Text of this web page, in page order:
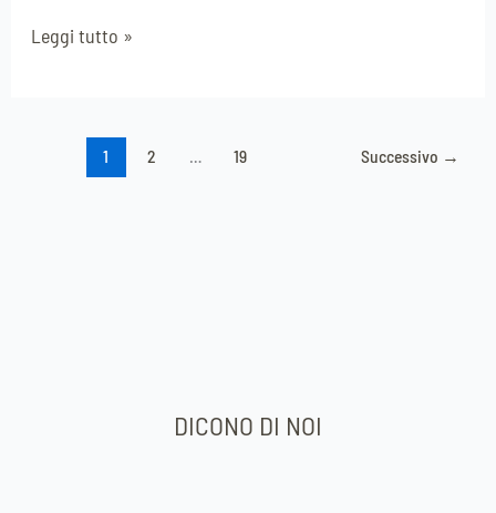
Leggi tutto »
1 2 … 19 Successivo →
DICONO DI NOI